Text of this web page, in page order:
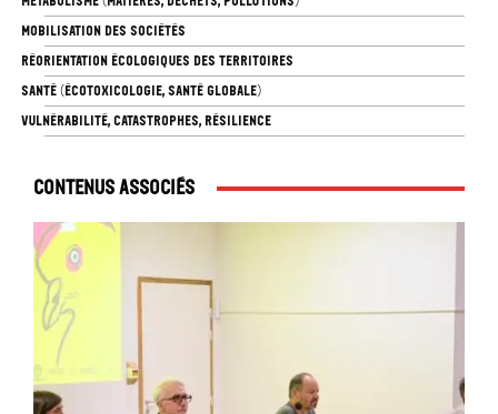
MOBILISATION DES SOCIÉTÉS
RÉORIENTATION ÉCOLOGIQUES DES TERRITOIRES
SANTÉ (ÉCOTOXICOLOGIE, SANTÉ GLOBALE)
VULNÉRABILITÉ, CATASTROPHES, RÉSILIENCE
Contenus associés